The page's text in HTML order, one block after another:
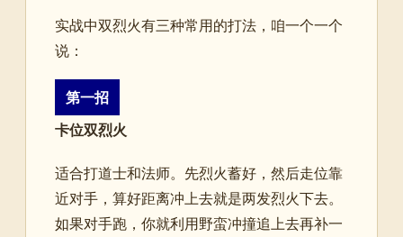
实战中双烈火有三种常用的打法，咱一个一个
说：
第一招
卡位双烈火
适合打道士和法师。先烈火蓄好，然后走位靠
近对手，算好距离冲上去就是两发烈火下去。
如果对手跑，你就利用野蛮冲撞追上去再补一